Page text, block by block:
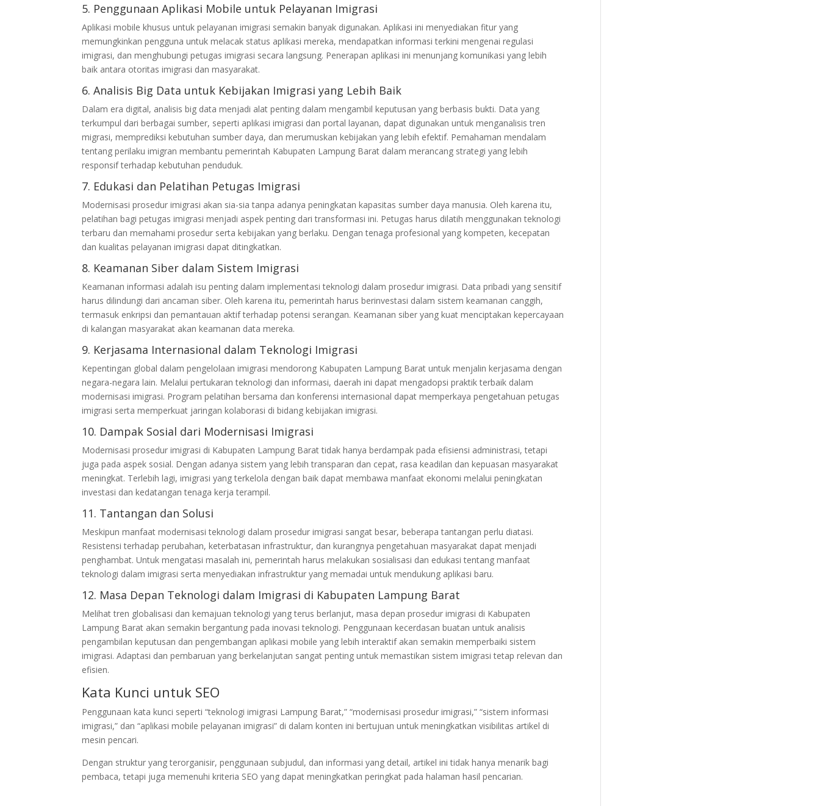
5. Penggunaan Aplikasi Mobile untuk Pelayanan Imigrasi
Aplikasi mobile khusus untuk pelayanan imigrasi semakin banyak digunakan. Aplikasi ini menyediakan fitur yang
memungkinkan pengguna untuk melacak status aplikasi mereka, mendapatkan informasi terkini mengenai regulasi
imigrasi, dan menghubungi petugas imigrasi secara langsung. Penerapan aplikasi ini menunjang komunikasi yang lebih
baik antara otoritas imigrasi dan masyarakat.
6. Analisis Big Data untuk Kebijakan Imigrasi yang Lebih Baik
Dalam era digital, analisis big data menjadi alat penting dalam mengambil keputusan yang berbasis bukti. Data yang
terkumpul dari berbagai sumber, seperti aplikasi imigrasi dan portal layanan, dapat digunakan untuk menganalisis tren
migrasi, memprediksi kebutuhan sumber daya, dan merumuskan kebijakan yang lebih efektif. Pemahaman mendalam
tentang perilaku imigran membantu pemerintah Kabupaten Lampung Barat dalam merancang strategi yang lebih
responsif terhadap kebutuhan penduduk.
7. Edukasi dan Pelatihan Petugas Imigrasi
Modernisasi prosedur imigrasi akan sia-sia tanpa adanya peningkatan kapasitas sumber daya manusia. Oleh karena itu,
pelatihan bagi petugas imigrasi menjadi aspek penting dari transformasi ini. Petugas harus dilatih menggunakan teknologi
terbaru dan memahami prosedur serta kebijakan yang berlaku. Dengan tenaga profesional yang kompeten, kecepatan
dan kualitas pelayanan imigrasi dapat ditingkatkan.
8. Keamanan Siber dalam Sistem Imigrasi
Keamanan informasi adalah isu penting dalam implementasi teknologi dalam prosedur imigrasi. Data pribadi yang sensitif
harus dilindungi dari ancaman siber. Oleh karena itu, pemerintah harus berinvestasi dalam sistem keamanan canggih,
termasuk enkripsi dan pemantauan aktif terhadap potensi serangan. Keamanan siber yang kuat menciptakan kepercayaan
di kalangan masyarakat akan keamanan data mereka.
9. Kerjasama Internasional dalam Teknologi Imigrasi
Kepentingan global dalam pengelolaan imigrasi mendorong Kabupaten Lampung Barat untuk menjalin kerjasama dengan
negara-negara lain. Melalui pertukaran teknologi dan informasi, daerah ini dapat mengadopsi praktik terbaik dalam
modernisasi imigrasi. Program pelatihan bersama dan konferensi internasional dapat memperkaya pengetahuan petugas
imigrasi serta memperkuat jaringan kolaborasi di bidang kebijakan imigrasi.
10. Dampak Sosial dari Modernisasi Imigrasi
Modernisasi prosedur imigrasi di Kabupaten Lampung Barat tidak hanya berdampak pada efisiensi administrasi, tetapi
juga pada aspek sosial. Dengan adanya sistem yang lebih transparan dan cepat, rasa keadilan dan kepuasan masyarakat
meningkat. Terlebih lagi, imigrasi yang terkelola dengan baik dapat membawa manfaat ekonomi melalui peningkatan
investasi dan kedatangan tenaga kerja terampil.
11. Tantangan dan Solusi
Meskipun manfaat modernisasi teknologi dalam prosedur imigrasi sangat besar, beberapa tantangan perlu diatasi.
Resistensi terhadap perubahan, keterbatasan infrastruktur, dan kurangnya pengetahuan masyarakat dapat menjadi
penghambat. Untuk mengatasi masalah ini, pemerintah harus melakukan sosialisasi dan edukasi tentang manfaat
teknologi dalam imigrasi serta menyediakan infrastruktur yang memadai untuk mendukung aplikasi baru.
12. Masa Depan Teknologi dalam Imigrasi di Kabupaten Lampung Barat
Melihat tren globalisasi dan kemajuan teknologi yang terus berlanjut, masa depan prosedur imigrasi di Kabupaten
Lampung Barat akan semakin bergantung pada inovasi teknologi. Penggunaan kecerdasan buatan untuk analisis
pengambilan keputusan dan pengembangan aplikasi mobile yang lebih interaktif akan semakin memperbaiki sistem
imigrasi. Adaptasi dan pembaruan yang berkelanjutan sangat penting untuk memastikan sistem imigrasi tetap relevan dan
efisien.
Kata Kunci untuk SEO
Penggunaan kata kunci seperti “teknologi imigrasi Lampung Barat,” “modernisasi prosedur imigrasi,” “sistem informasi
imigrasi,” dan “aplikasi mobile pelayanan imigrasi” di dalam konten ini bertujuan untuk meningkatkan visibilitas artikel di
mesin pencari.
Dengan struktur yang terorganisir, penggunaan subjudul, dan informasi yang detail, artikel ini tidak hanya menarik bagi
pembaca, tetapi juga memenuhi kriteria SEO yang dapat meningkatkan peringkat pada halaman hasil pencarian.